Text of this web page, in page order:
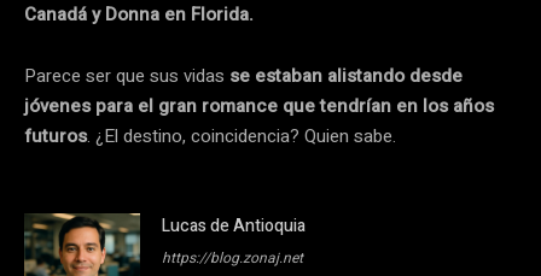
Canadá y Donna en Florida.
Parece ser que sus vidas se estaban alistando desde
jóvenes para el gran romance que tendrían en los años
futuros. ¿El destino, coincidencia? Quien sabe.
Lucas de Antioquia
https://blog.zonaj.net